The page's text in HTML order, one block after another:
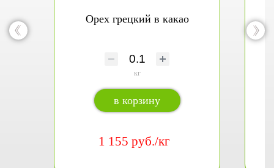
Орех грецкий в какао
кг
в корзину
1 155 руб./кг